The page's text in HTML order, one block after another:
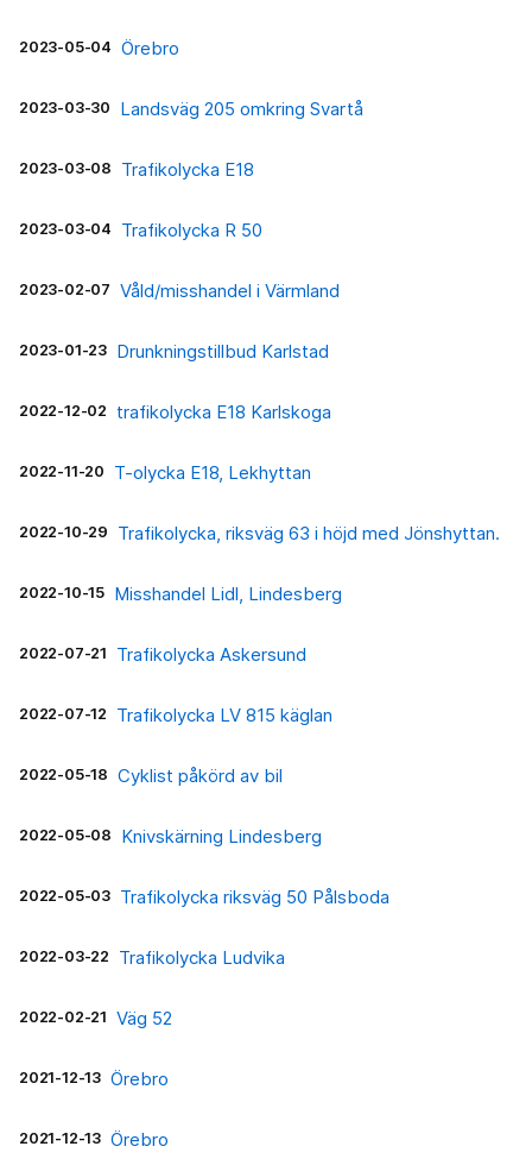
2023-05-04 Örebro
2023-03-30 Landsväg 205 omkring Svartå
2023-03-08 Trafikolycka E18
2023-03-04 Trafikolycka R 50
2023-02-07 Våld/misshandel i Värmland
2023-01-23 Drunkningstillbud Karlstad
2022-12-02 trafikolycka E18 Karlskoga
2022-11-20 T-olycka E18, Lekhyttan
2022-10-29 Trafikolycka, riksväg 63 i höjd med Jönshyttan.
2022-10-15 Misshandel Lidl, Lindesberg
2022-07-21 Trafikolycka Askersund
2022-07-12 Trafikolycka LV 815 käglan
2022-05-18 Cyklist påkörd av bil
2022-05-08 Knivskärning Lindesberg
2022-05-03 Trafikolycka riksväg 50 Pålsboda
2022-03-22 Trafikolycka Ludvika
2022-02-21 Väg 52
2021-12-13 Örebro
2021-12-13 Örebro